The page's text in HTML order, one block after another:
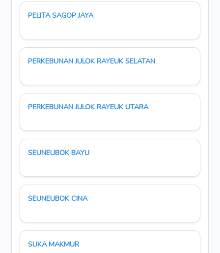
PELITA SAGOP JAYA
PERKEBUNAN JULOK RAYEUK SELATAN
PERKEBUNAN JULOK RAYEUK UTARA
SEUNEUBOK BAYU
SEUNEUBOK CINA
SUKA MAKMUR